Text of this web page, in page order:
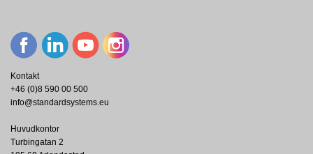
Kontakt
+46 (0)8 590 00 500
info@standardsystems.eu
Huvudkontor
Turbingatan 2